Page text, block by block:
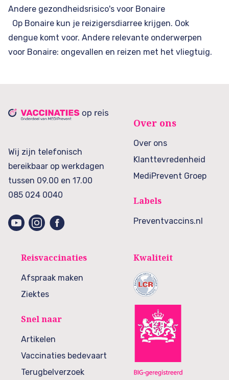
Andere gezondheidsrisico's voor Bonaire
Op Bonaire kun je reizigersdiarree krijgen. Ook
dengue komt voor. Andere relevante onderwerpen
voor Bonaire: ongevallen en reizen met het vliegtuig.
Wij zijn telefonisch
bereikbaar op werkdagen
tussen 09.00 en 17.00
085 024 0040
Over ons
Over ons
Klanttevredenheid
MediPrevent Groep
Labels
Preventvaccins.nl
Reisvaccinaties
Afspraak maken
Ziektes
Snel naar
Artikelen
Vaccinaties bedevaart
Terugbelverzoek
Kwaliteit